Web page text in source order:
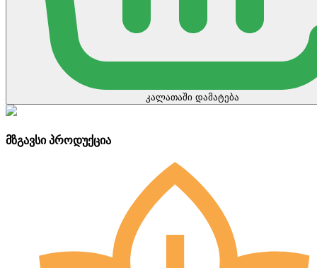
კალათაში დამატება
მზგავსი პროდუქცია